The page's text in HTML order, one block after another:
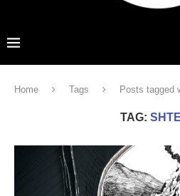
Home Tags Posts tagged
TAG: